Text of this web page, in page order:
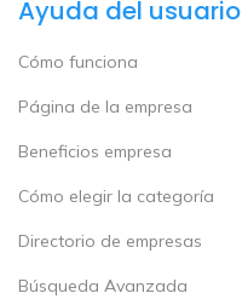
Ayuda del usuario
Cómo funciona
Página de la empresa
Beneficios empresa
Cómo elegir la categoría
Directorio de empresas
Búsqueda Avanzada